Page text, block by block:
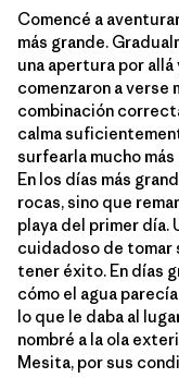
Comencé a
más grande.
una apertura por allá
comenzaron a verse
combinación
calma
surfearla mucho
En los días más
rocas, sino que
playa del primer día.
cuidadoso de tomar
tener éxito. En días
cómo el agua
lo que le daba al
nombré a la ola
Mesita, por sus